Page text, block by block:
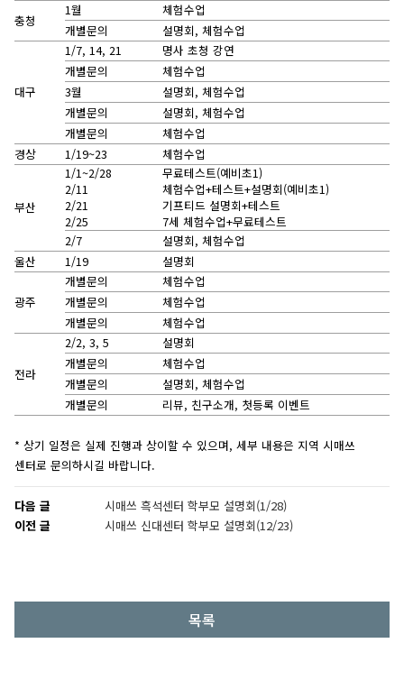
충청
1월
체험수업
개별문의
설명회, 체험수업
대구
1/7, 14, 21
명사 초청 강연
개별문의
체험수업
3월
설명회, 체험수업
개별문의
설명회, 체험수업
개별문의
체험수업
경상
1/19~23 체험수업
부산
1/1~2/28
2/11
2/21
2/25
무료테스트(예비초1)
체험수업+테스트+설명회(예비초1)
기프티드 설명회+테스트
7세 체험수업+무료테스트
2/7
설명회, 체험수업
울산
1/19 설명회
광주
개별문의
체험수업
개별문의
체험수업
개별문의
체험수업
전라
2/2, 3, 5
설명회
개별문의
체험수업
개별문의
설명회, 체험수업
개별문의
리뷰, 친구소개, 첫등록 이벤트
* 상기 일정은 실제 진행과 상이할 수 있으며, 세부 내용은 지역 시매쓰
센터로 문의하시길 바랍니다.
다음 글
시매쓰 흑석센터 학부모 설명회(1/28)
이전 글
시매쓰 신대센터 학부모 설명회(12/23)
목록